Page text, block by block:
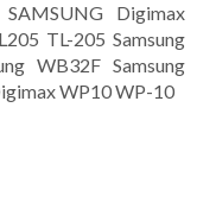
Digimax
TL-205 Samsung
WB32F Samsung
WP10 WP-10